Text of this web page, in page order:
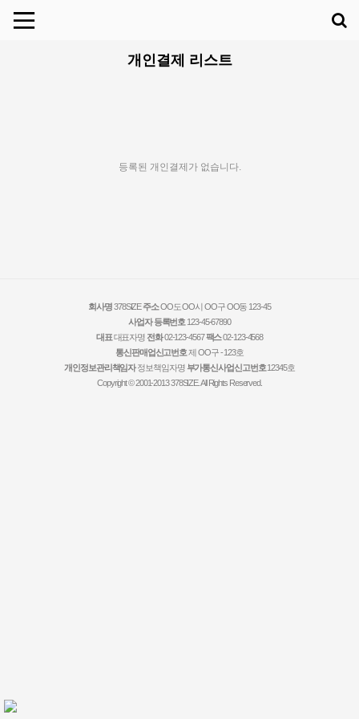
개인결제 리스트
등록된 개인결제가 없습니다.
회사명378SIZE 주소OO도 OO시 OO구 OO동 123-45
사업자 등록번호 123-45-67890
대표대표자명 전화02-123-4567팩스02-123-4568
통신판매업신고번호제 OO구 - 123호
개인정보관리책임자정보책임자명 부가통신사업신고번호12345호
Copyright © 2001-2013 378SIZE. All Rights Reserved.